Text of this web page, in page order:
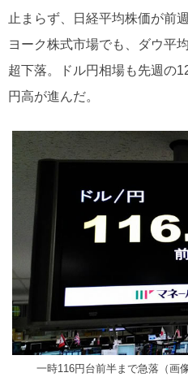
止まらず、日経平均株価が前
ヨーク株式市場でも、ダウ平
超下落。ドル円相場も先週の
円高が進んだ。
一時116円台前半まで急落（画